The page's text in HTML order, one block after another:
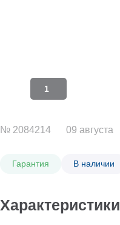
1
№ 2084214 09 августа
Гарантия В наличии
Характеристики